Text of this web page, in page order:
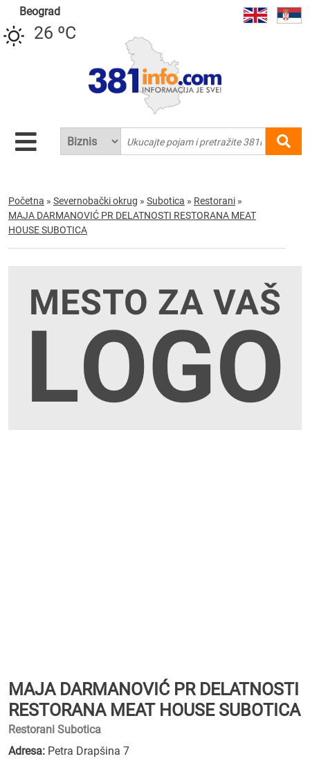
Beograd
26 ºC
Početna » Severnobački okrug » Subotica » Restorani »
MAJA DARMANOVIĆ PR DELATNOSTI RESTORANA MEAT
HOUSE SUBOTICA
MAJA DARMANOVIĆ PR DELATNOSTI
RESTORANA MEAT HOUSE SUBOTICA
Restorani Subotica
Adresa: Petra Drapšina 7